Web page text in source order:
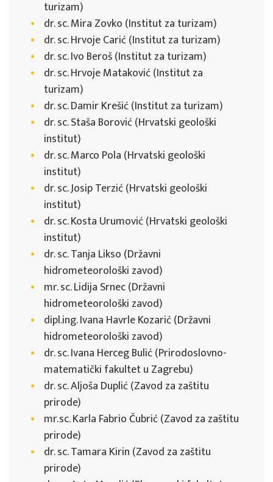
turizam)
dr. sc. Mira Zovko (Institut za turizam)
dr. sc. Hrvoje Carić (Institut za turizam)
dr. sc. Ivo Beroš (Institut za turizam)
dr. sc. Hrvoje Mataković (Institut za
turizam)
dr. sc. Damir Krešić (Institut za turizam)
dr. sc. Staša Borović (Hrvatski geološki
institut)
dr. sc. Marco Pola (Hrvatski geološki
institut)
dr. sc. Josip Terzić (Hrvatski geološki
institut)
dr. sc. Kosta Urumović (Hrvatski geološki
institut)
dr. sc. Tanja Likso (Državni
hidrometeorološki zavod)
mr. sc. Lidija Srnec (Državni
hidrometeorološki zavod)
dipl.ing. Ivana Havrle Kozarić (Državni
hidrometeorološki zavod)
dr. sc. Ivana Herceg Bulić (Prirodoslovno-
matematički fakultet u Zagrebu)
dr. sc. Aljoša Duplić (Zavod za zaštitu
prirode)
mr.sc. Karla Fabrio Čubrić (Zavod za zaštitu
prirode)
dr. sc. Tamara Kirin (Zavod za zaštitu
prirode)